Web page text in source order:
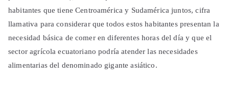
habitantes que tiene Centroamérica y Sudamérica juntos, cifra
llamativa para considerar que todos estos habitantes presentan la
necesidad básica de comer en diferentes horas del día y que el
sector agrícola ecuatoriano podría atender las necesidades
alimentarias del denominado gigante asiático.